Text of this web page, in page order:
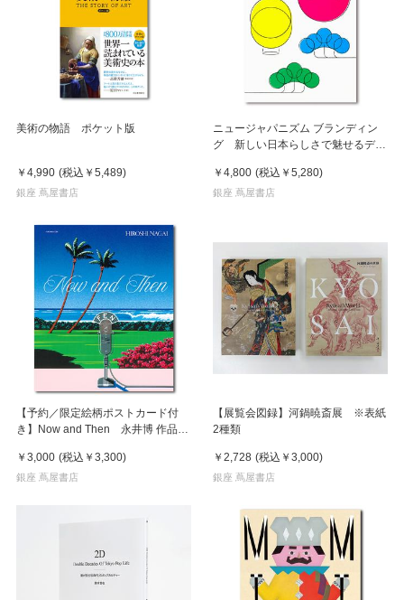
美術の物語 ポケット版
￥4,990 (税込 ￥5,489)
銀座 蔦屋書店
ニュージャパニズム ブランディン
グ 新しい日本らしさで魅せるデザ
￥4,800 (税込 ￥5,280)
銀座 蔦屋書店
【予約／限定絵柄ポストカード付
き】Now and Then 永井博 作品
￥3,000 (税込 ￥3,300)
銀座 蔦屋書店
【展覧会図録】河鍋暁斎展 ※表紙
2種類
￥2,728 (税込 ￥3,000)
銀座 蔦屋書店